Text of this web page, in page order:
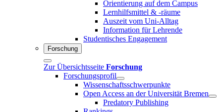
Orientierung auf dem Campus
Lernhilfsmittel & -räume
Auszeit vom Uni-Alltag
Information für Lehrende
Studentisches Engagement
Forschung
Zur Übersichtsseite Forschung
Forschungsprofil
Wissenschaftsschwerpunkte
Open Access an der Universität Bremen
Predatory Publishing